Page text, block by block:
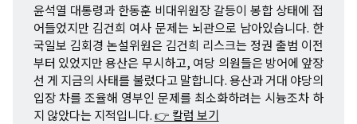
윤석열 대통령과 한동훈 비대위원장 갈등이 봉합 상태에 접
어들었지만 김건희 여사 문제는 뇌관으로 남아있습니다. 한
국일보 김회경 논설위원은 김건희 리스크는 정권 출범 이전
부터 있었지만 용산은 무시하고, 여당 의원들은 방어에 앞장
선 게 지금의 사태를 불렀다고 말합니다. 용산과 거대 야당의
입장 차를 조율해 영부인 문제를 최소화하려는 시늉조차 하
지 않았다는 지적입니다.👉 칼럼 보기